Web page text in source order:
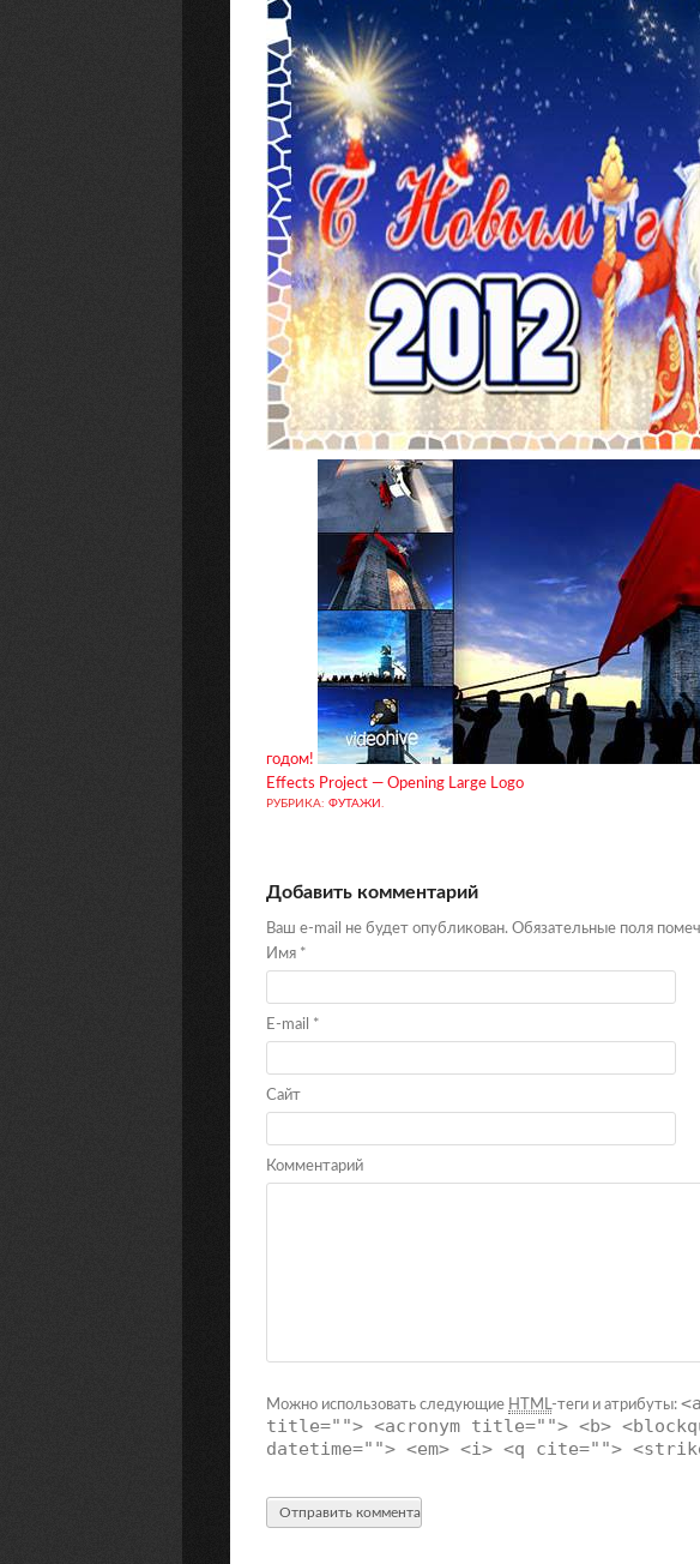
годом!
Effects Project — Opening Large Logo
РУБРИКА: ФУТАЖИ .
Добавить комментарий
Ваш e-mail не будет опубликован. Обязательные поля
Имя *
E-mail *
Сайт
Комментарий
Можно использовать следующие HTML-теги и атрибуты:
title=""> <acronym title=""> <b>
datetime=""> <em> <i> <q cite="">